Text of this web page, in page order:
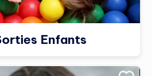
Enfants